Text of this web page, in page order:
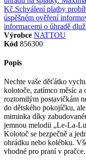
Výrobce NATTOU
Kód 856300
Popis
Nechte vaše děťátko
kolotoče, zatímco měsíc
roztomilým postavičkám
do dětského pokojíčku,
miminka díky
jemnou melodii „Le-La-
Kolotoč se bezpečně a
ohrádku nebo kolébku.
vhodné pro praní v pračce.